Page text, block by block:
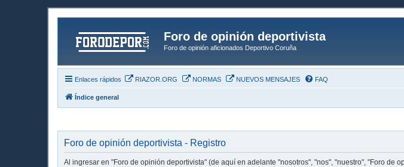
Foro de opinión deportivista
Foro de opinión aficionados Deportivo Coruña
Enlaces rápidos RIAZOR.ORG NORMAS NUEVOS MENSAJES FAQ
Índice general
Foro de opinión deportivista - Registro
Al ingresar en "Foro de opinión deportivista" (de aquí en adelante "nosotros", "nos", "nuestro", "Foro de